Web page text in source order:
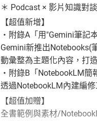
＊ Podcast × 影片知識對
【超值新增】
‧附錄A「用"Gemini筆記
Gemini新推出Notebooks(
動彙整為主題化內容，打
‧附錄B「NotebookLM簡
透過NotebookLM內建編
【超值加贈】
全書範例與素材/